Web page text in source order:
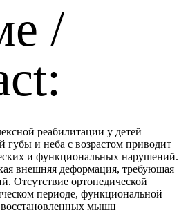
/
реабилитации у детей
губы и неба с возрастом приводит
и функциональных нарушений.
внешняя деформация, требующая
Отсутствие ортопедической
периоде, функциональной
мышц